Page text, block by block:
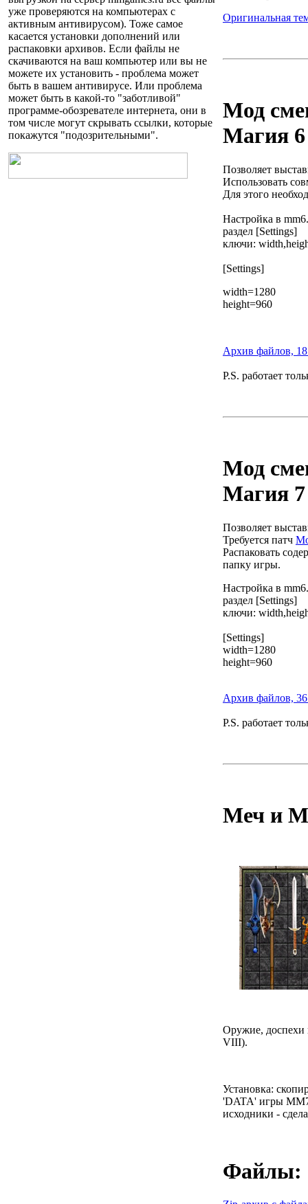
уже проверяются на компьютерах с
активным антивирусом). Тоже самое
касается установки дополнений или
распаковки архивов. Если файлы не
скачиваются на ваш компьютер или вы не
можете их установить - проблема может
быть в вашем антивирусе. Или проблема
может быть в какой-то "заботливой"
программе-обозревателе интернета, они в
том числе могут скрывать ссылки, которые
покажутся "подозрительными".
Оригинальная
Мод
Магия
Позволяет
Использовать
Для этого
Настройка в
раздел [Settings]
ключи:
[Settings]
width=1280
height=960
Архив файлов,
P.S. работает
Мод
Магия
Позволяет
Требуется патч
Распаковать
папку игры.
Настройка в
раздел [Settings]
ключи:
[Settings]
width=1280
height=960
Архив файлов,
P.S. работает
Меч и
Оружие,
VIII).
Установка:
'DATA' игры
исходники -
Файлы: